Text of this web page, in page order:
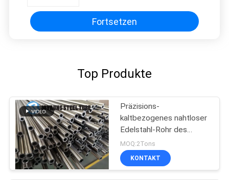
Fortsetzen
Top Produkte
Präzisions-
kaltbezogenes nahtloser
Edelstahl-Rohr des
Wärmetauscher-JIS3445
Stahldes rohr-STKM13A
MOQ:2Tons
KONTAKT